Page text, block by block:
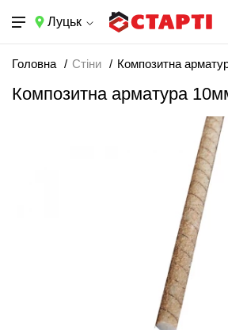
Луцьк
Головна Стіни Композитна
Композитна арматура